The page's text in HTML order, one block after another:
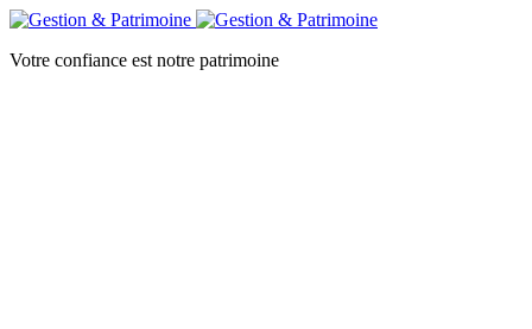
Votre confiance est notre patrimoine